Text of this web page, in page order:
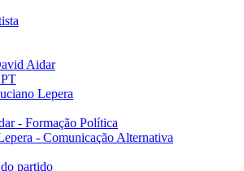
Aidar
Lepera
- Formação Política
- Comunicação Alternativa
partido